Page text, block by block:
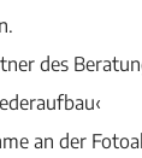
des
an der